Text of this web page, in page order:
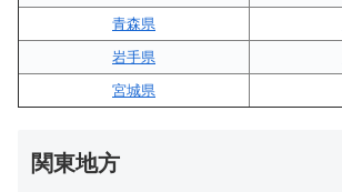
青森県
岩手県
宮城県
関東地方